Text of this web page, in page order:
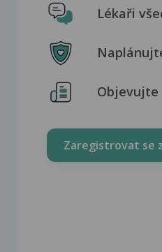
Lékaři
Objevujte
Zaregistrovat se